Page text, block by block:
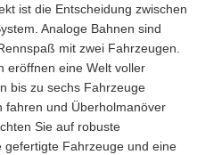
ist die Entscheidung zwischen
Analoge Bahnen sind
mit zwei Fahrzeugen.
eröffnen eine Welt voller
bis zu sechs Fahrzeuge
fahren und Überholmanöver
Sie auf robuste
gefertigte Fahrzeuge und eine